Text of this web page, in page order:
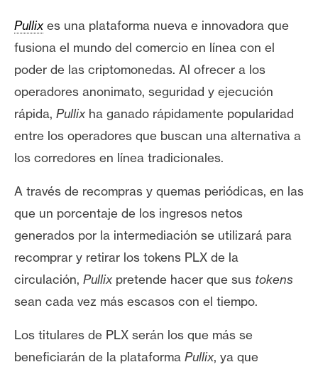
Pullix es una plataforma nueva e innovadora que
fusiona el mundo del comercio en línea con el
poder de las criptomonedas. Al ofrecer a los
operadores anonimato, seguridad y ejecución
rápida, Pullix ha ganado rápidamente popularidad
entre los operadores que buscan una alternativa a
los corredores en línea tradicionales.
A través de recompras y quemas periódicas, en las
que un porcentaje de los ingresos netos
generados por la intermediación se utilizará para
recomprar y retirar los tokens PLX de la
circulación, Pullix pretende hacer que sus tokens
sean cada vez más escasos con el tiempo.
Los titulares de PLX serán los que más se
beneficiarán de la plataforma Pullix, ya que